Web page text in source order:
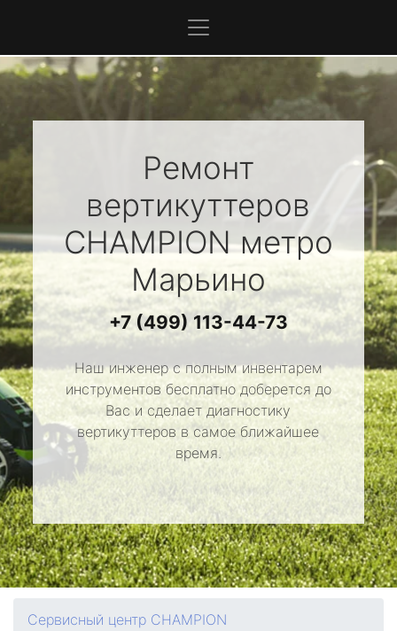
Ремонт
вертикуттеров
CHAMPIONметро
Марьино
+7 (499) 113-44-73
Наш инженер с полным инвентарем
инструментов бесплатно доберется до
Вас и сделает диагностику
вертикуттеров в самое ближайшее
время.
Сервисный центр CHAMPION